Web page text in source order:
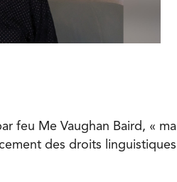
feu Me Vaughan Baird, « ma
des droits linguistiques